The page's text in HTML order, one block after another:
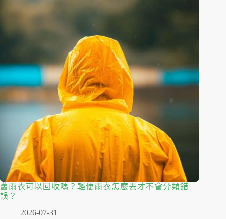
舊雨衣可以回收嗎？輕便雨衣怎麼丟才不會分類錯
誤？
2026-07-31